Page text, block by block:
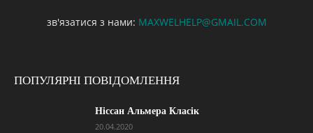
зв'язатися з нами: MAXWELHELP@GMAIL.COM
ПОПУЛЯРНІ ПОВІДОМЛЕННЯ
Ніссан Альмера Класік
20.04.2020